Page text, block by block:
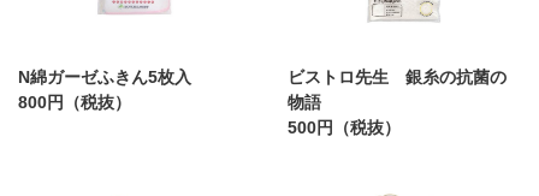
N綿ガーゼふきん5枚入
800円（税抜）
ビストロ先生 銀糸の抗菌の
物語
500円（税抜）